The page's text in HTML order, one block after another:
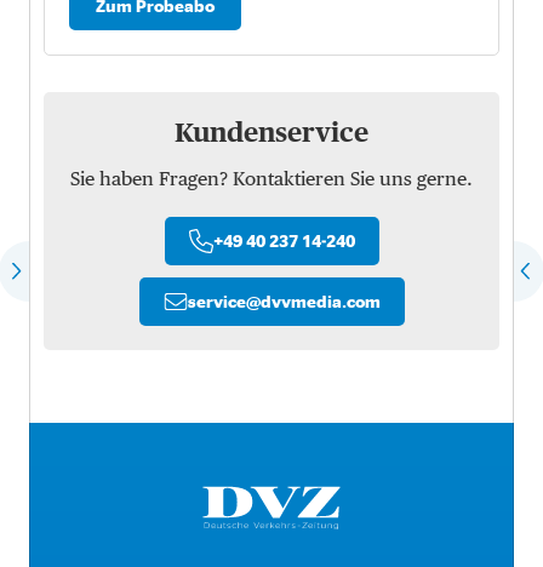
Zum Probeabo
Kundenservice
Sie haben Fragen? Kontaktieren Sie uns gerne.
+49 40 237 14-240
service@dvvmedia.com